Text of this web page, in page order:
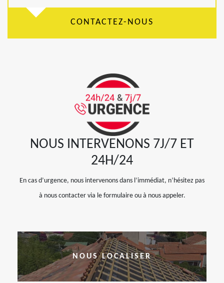
CONTACTEZ-NOUS
NOUS INTERVENONS 7J/7 ET
24H/24
En cas d’urgence, nous intervenons dans l’immédiat, n’hésitez pas
à nous contacter via le formulaire ou à nous appeler.
NOUS LOCALISER